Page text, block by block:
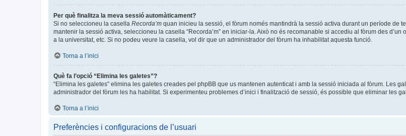
Per què finalitza la meva sessió automàticament?
Si no seleccioneu la casella Recorda’m quan inicieu la sessió, el fòrum només mantindrà la sessió activa durant un període de
mantenir la sessió activa, seleccioneu la casella “Recorda’m” en iniciar-la. Això no és recomanable si accediu al fòrum des
a la universitat, etc. Si no podeu veure la casella, vol dir que un administrador del fòrum ha inhabilitat aquesta funció.
Torna a l’inici
Què fa l’opció “Elimina les galetes”?
“Elimina les galetes” elimina les galetes creades pel phpBB que us mantenen autenticat i amb la sessió iniciada al fòrum. Les
administrador del fòrum les ha habilitat. Si experimenteu problemes d’inici i finalització de sessió, és possible que eliminar les
Torna a l’inici
Preferències i configuracions de l’usuari